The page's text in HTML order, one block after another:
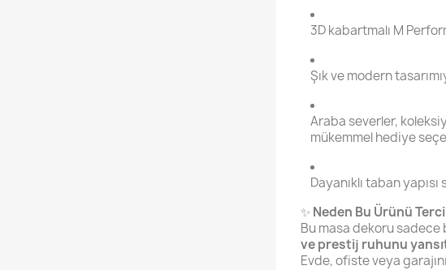
3D kabartmalı M
Şık ve modern
Araba severler,
mükemmel hediye
Dayanıklı taban
✨Neden Bu Ürünü
Bu masa dekoru
ve prestij ruhunu
Evde, ofiste veya